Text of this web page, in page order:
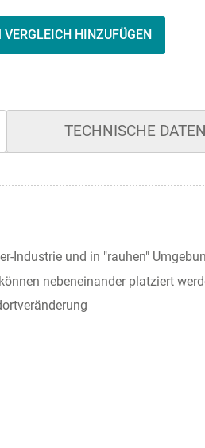
VERGLEICH HINZUFÜGEN
TECHNISCHE DATEN
Industrie und in "rauhen"
nebeneinander platziert